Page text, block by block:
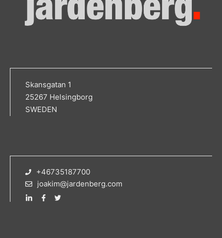
Skansgatan 1
25267 Helsingborg
SWEDEN
+46735187700
joakim@jardenberg.com